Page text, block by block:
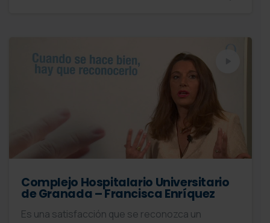
Complejo Hospitalario Universitario
de Granada – Francisca Enríquez
Es una satisfacción que se reconozca un